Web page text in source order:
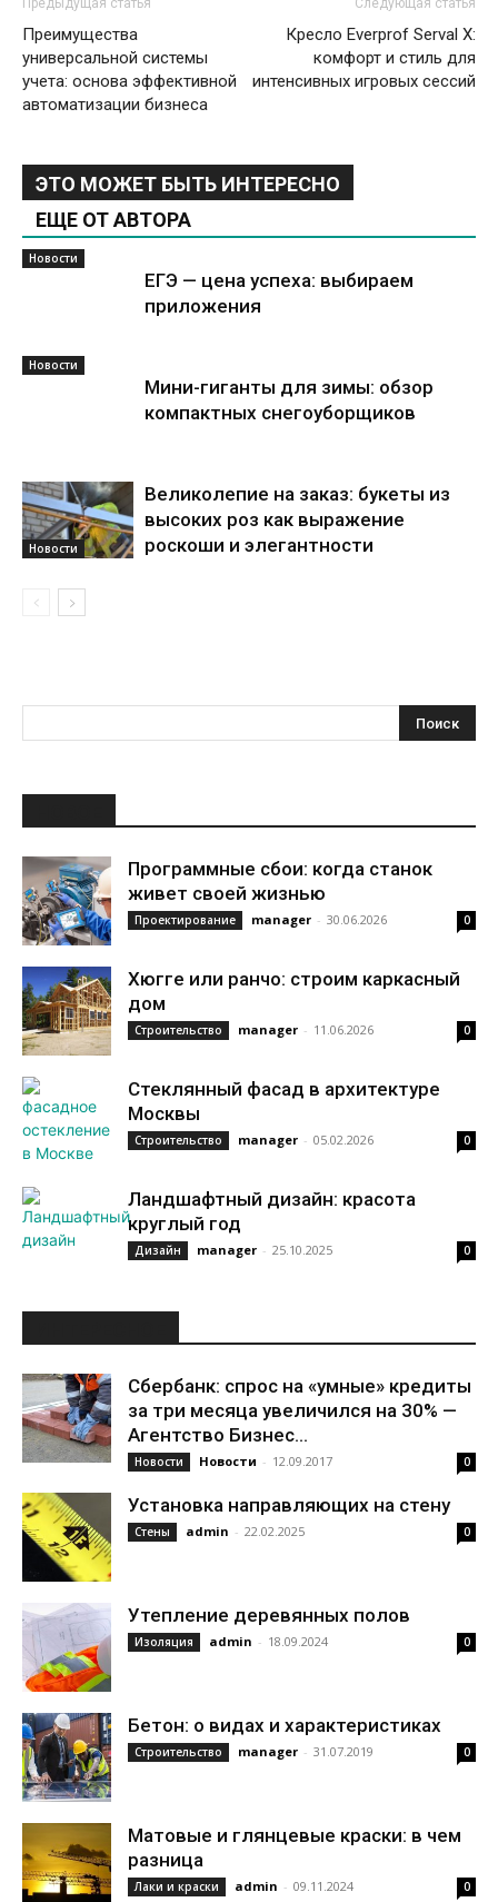
Предыдущая статья
Преимущества
универсальной системы
учета: основа эффективной
автоматизации бизнеса
Следующая статья
Кресло Everprof Serval X:
комфорт и стиль для
интенсивных игровых сессий
ЭТО МОЖЕТ БЫТЬ ИНТЕРЕСНО
ЕЩЕ ОТ АВТОРА
Новости
ЕГЭ — цена успеха: выбираем
приложения
Новости
Мини-гиганты для зимы: обзор
компактных снегоуборщиков
Новости
Великолепие на заказ: букеты из
высоких роз как выражение
роскоши и элегантности
Программные сбои: когда станок
живет своей жизнью
Проектирование manager - 30.06.2026 0
Хюгге или ранчо: строим каркасный
дом
Строительство manager - 11.06.2026 0
Стеклянный фасад в архитектуре
Москвы
Строительство manager - 05.02.2026 0
Ландшафтный дизайн: красота
круглый год
Дизайн manager - 25.10.2025 0
Сбербанк: спрос на «умные» кредиты
за три месяца увеличился на 30% —
Агентство Бизнес...
Новости Новости - 12.09.2017 0
Установка направляющих на стену
Стены admin - 22.02.2025 0
Утепление деревянных полов
Изоляция admin - 18.09.2024 0
Бетон: о видах и характеристиках
Строительство manager - 31.07.2019 0
Матовые и глянцевые краски: в чем
разница
Лаки и краски admin - 09.11.2024 0